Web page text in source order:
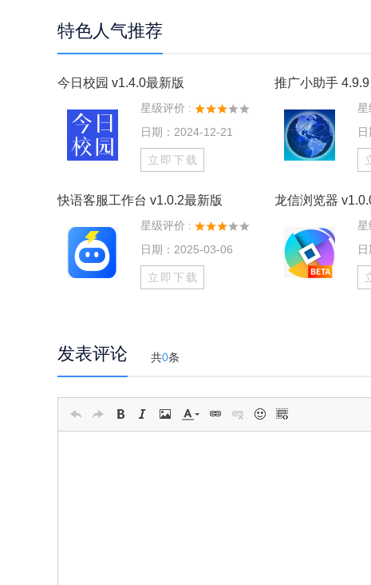
特色人气推荐
今日校园 v1.4.0最新版
星级评价 :
日期：2024-12-21
立即下载
推广小助手 4.9.9
星
快语客服工作台 v1.0.2最新版
星级评价 :
日期：2025-03-06
立即下载
龙信浏览器
星
发表评论 共0条